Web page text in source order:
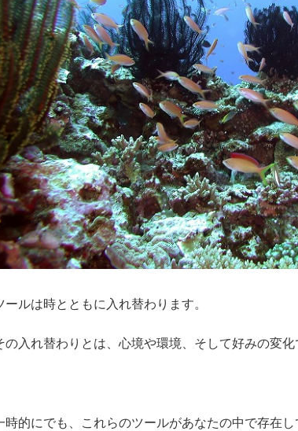
ールは時とともに入れ替わります。
の入れ替わりとは、心境や環境、そして好みの変化
時的にでも、これらのツールがあなたの中で存在